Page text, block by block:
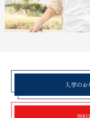
入学のお
資料